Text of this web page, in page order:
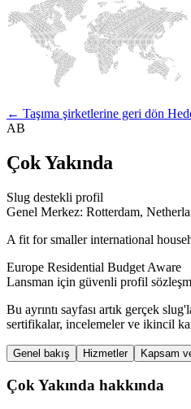
← Taşıma şirketlerine geri dön
AB
Çok Yakında
Slug destekli profil
Genel Merkez: Rotterdam,
A fit for smaller international
Europe Residential Budget Aware
Lansman için güvenli profil
Bu ayrıntı sayfası artık gerçek
sertifikalar, incelemeler ve ikincil
Genel bakış Hizmetler Kapsam
Çok Yakında hakkında